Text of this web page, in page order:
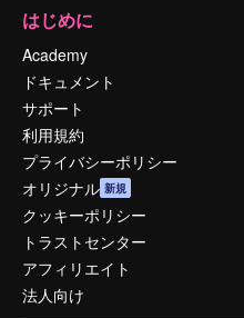
はじめに
Academy
ドキュメント
サポート
利用規約
プライバシーポリシー
オリジナル 新規
クッキーポリシー
トラストセンター
アフィリエイト
法人向け